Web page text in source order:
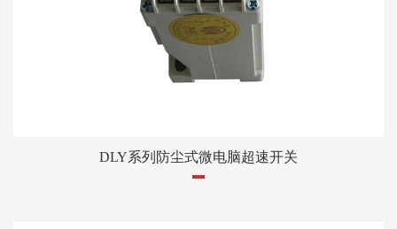
DLY系列防尘式微电脑超速开关